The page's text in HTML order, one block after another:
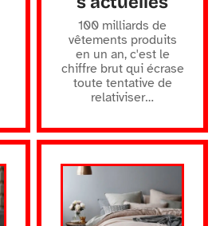
100 milliards de
vêtements produits
en un an, c'est le
chiffre brut qui écrase
toute tentative de
relativiser…